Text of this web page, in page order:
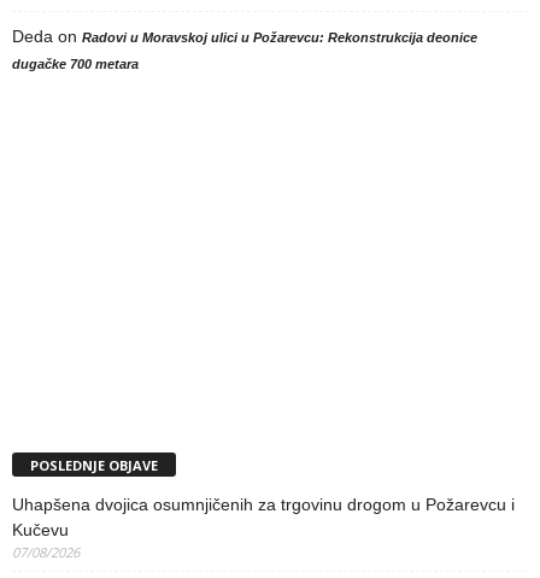
Deda on Radovi u Moravskoj ulici u Požarevcu: Rekonstrukcija deonice
dugačke 700 metara
POSLEDNJE OBJAVE
Uhapšena dvojica osumnjičenih za trgovinu drogom u Požarevcu i
Kučevu
07/08/2026